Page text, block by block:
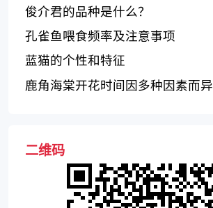
俊介君的品种是什么？
孔雀鱼喂食频率及注意事项
蓝猫的个性和特征
鹿角海棠开花时间因多种因素而异
二维码